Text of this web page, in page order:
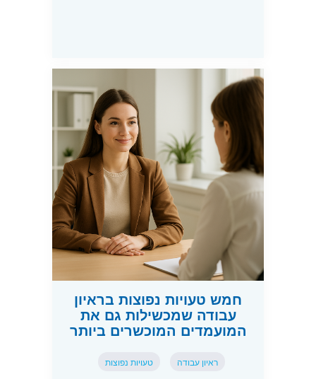
חמש טעויות נפוצות בראיון
עבודה שמכשילות גם את
המועמדים המוכשרים ביותר
ראיון עבודה טעויות נפוצות